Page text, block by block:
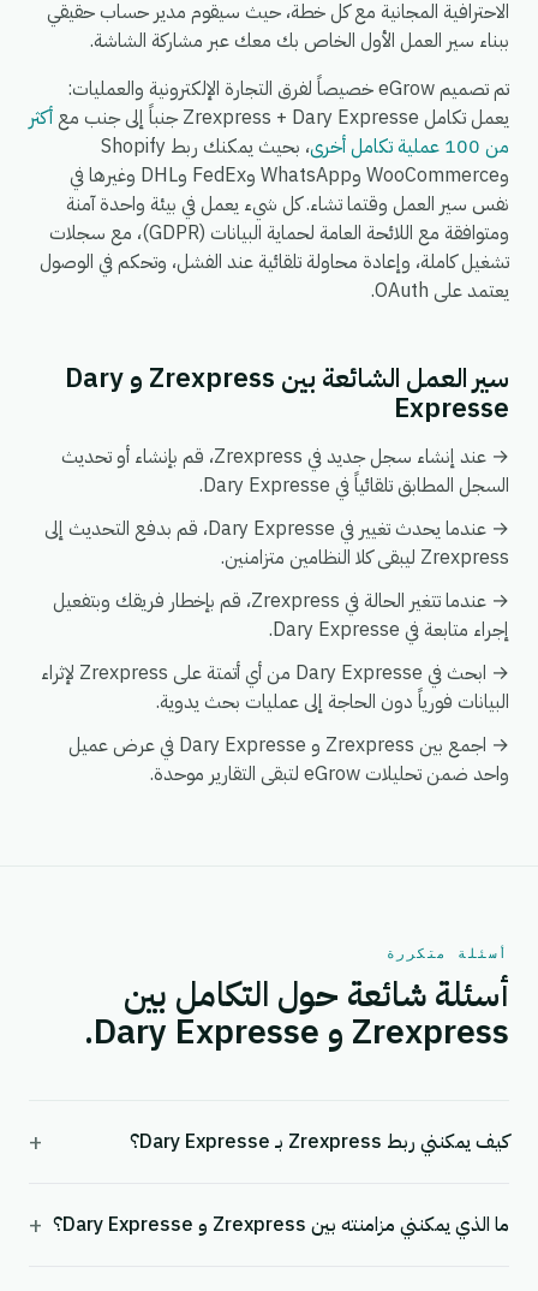
الاحترافية المجانية مع كل خطة، حيث سيقوم مدير حساب حقيقي
ببناء سير العمل الأول الخاص بك معك عبر مشاركة الشاشة.
تم تصميم eGrow خصيصاً لفرق التجارة الإلكترونية والعمليات:
يعمل تكامل Zrexpress + Dary Expresse جنباً إلى جنب مع
أكثر
من 100 عملية تكامل أخرى
، بحيث يمكنك ربط Shopify
وWooCommerce وWhatsApp وFedEx وDHL وغيرها في
نفس سير العمل وقتما تشاء. كل شيء يعمل في بيئة واحدة آمنة
ومتوافقة مع اللائحة العامة لحماية البيانات (GDPR)، مع سجلات
تشغيل كاملة، وإعادة محاولة تلقائية عند الفشل، وتحكم في الوصول
يعتمد على OAuth.
سير العمل الشائعة بين Zrexpress و Dary
Expresse
→ عند إنشاء سجل جديد في Zrexpress، قم بإنشاء أو تحديث
السجل المطابق تلقائياً في Dary Expresse.
→ عندما يحدث تغيير في Dary Expresse، قم بدفع التحديث إلى
Zrexpress ليبقى كلا النظامين متزامنين.
→ عندما تتغير الحالة في Zrexpress، قم بإخطار فريقك وبتفعيل
إجراء متابعة في Dary Expresse.
→ ابحث في Dary Expresse من أي أتمتة على Zrexpress لإثراء
البيانات فورياً دون الحاجة إلى عمليات بحث يدوية.
→ اجمع بين Zrexpress و Dary Expresse في عرض عميل
واحد ضمن تحليلات eGrow لتبقى التقارير موحدة.
أسئلة متكررة
أسئلة شائعة حول التكامل بين
Zrexpress و Dary Expresse.
كيف يمكنني ربط Zrexpress بـ Dary Expresse؟ +
ما الذي يمكنني مزامنته بين Zrexpress و Dary Expresse؟ +